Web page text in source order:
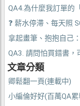
QA4.為什麼我訂單的
❓ 薪水停滯、每天照
拿起畫筆、抱抱自己
QA3. 請問怕買錯書，
文章分類
卿鬆翻一頁(連載中)
小編倫好好(百萬QA累